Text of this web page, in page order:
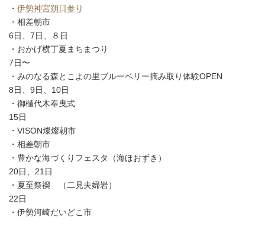
・ 伊勢神宮朔日参り
・相差朝市
6日、7日、８日
・おかげ横丁夏まちまつり
7日〜
・みのなる森とこよの里ブルーベリー摘み取り体験OPEN
8日、9日、10日
・御樋代木奉曳式
15日
・VISON燦燦朝市
・相差朝市
・豊かな海づくりフェスタ（海ほおずき）
20日、21日
・夏至祭禊 （二見夫婦岩）
22日
・伊勢河崎だいどこ市